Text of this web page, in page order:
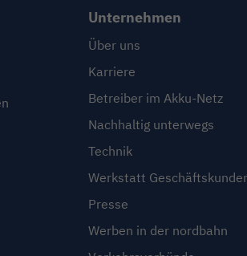
Unternehmen
Über uns
Karriere
Betreiber im Akku-Netz
Nachhaltig unterwegs
Technik
Werkstatt
Presse
Werben in der nordbahn